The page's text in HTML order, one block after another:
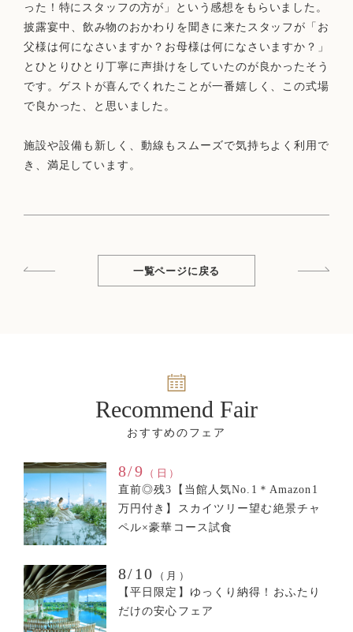
った！特にスタッフの方が」という感想をもらいました。
披露宴中、飲み物のおかわりを聞きに来たスタッフが「お
父様は何になさいますか？お母様は何になさいますか？」
とひとりひとり丁寧に声掛けをしていたのが良かったそう
です。ゲストが喜んでくれたことが一番嬉しく、この式場
で良かった、と思いました。
施設や設備も新しく、動線もスムーズで気持ちよく利用で
き、満足しています。
一覧ページに戻る
Recommend Fair
8/9
（日）
直前◎残3【当館人気No.1＊Amazon1
万円付き】スカイツリー望む絶景チャ
ペル×豪華コース試食
8/10
（月）
【平日限定】ゆっくり納得！おふたり
だけの安心フェア